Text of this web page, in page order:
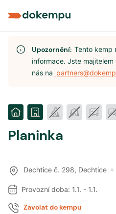
Upozornění:Tento kemp
informace. Jste
nás na
Planinka
Dechtice č. 298, Dechtice
Provozní doba: 1.1. - 1.1.
Zavolat do kempu